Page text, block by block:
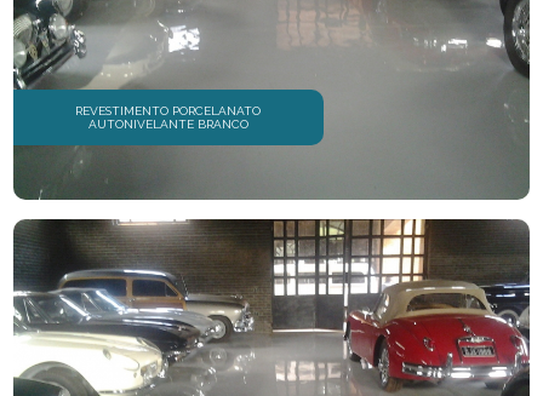
REVESTIMENTO PORCELANATO
AUTONIVELANTE BRANCO